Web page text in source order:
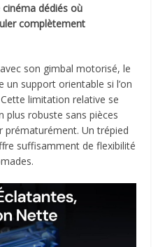
dédiés où
complètement
son gimbal motorisé, le
un support orientable si l’on
limitation relative se
plus robuste sans pièces
prématurément. Un trépied
suffisamment de flexibilité